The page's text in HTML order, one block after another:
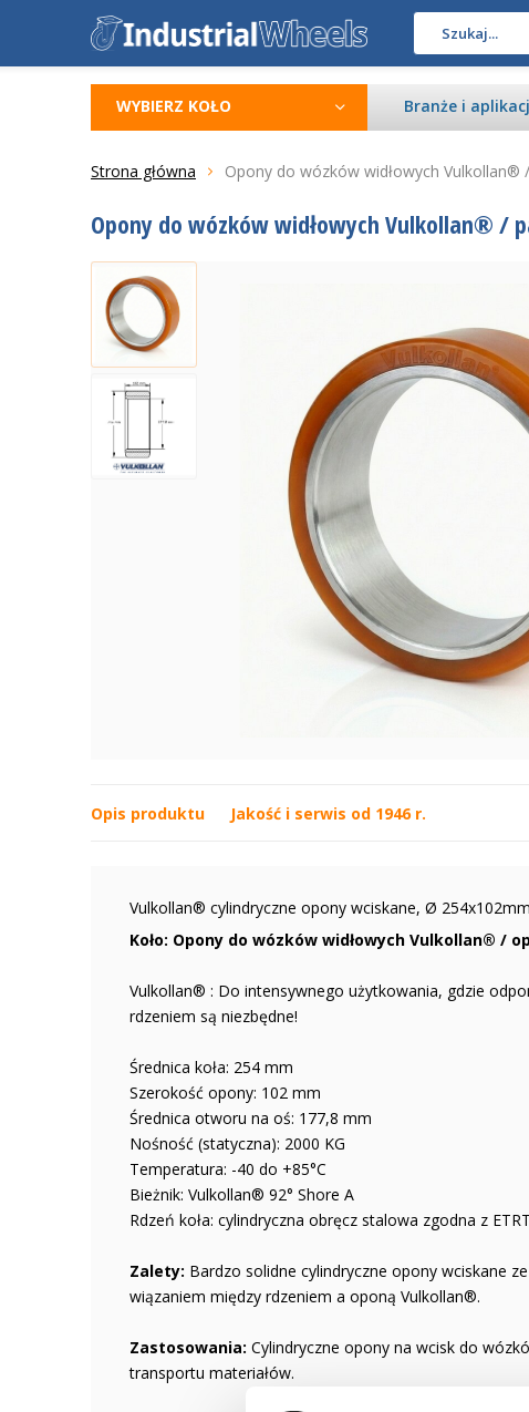
WYBIERZ KOŁO Branże i
Strona główna Opony do wózków widłowych
Opony do wózków widłowych Vulkollan® /
Opis produktu Jakość i serwis od 1946 r.
Vulkollan® cylindryczne opony wciskane, Ø
Koło: Opony do wózków widłowych Vulkollan® /
Vulkollan® : Do intensywnego użytkowania, gdzie
rdzeniem są niezbędne!
Średnica koła: 254 mm
Szerokość opony: 102 mm
Średnica otworu na oś: 177,8 mm
Nośność (statyczna): 2000 KG
Temperatura: -40 do +85°C
Bieżnik: Vulkollan® 92° Shore A
Rdzeń koła: cylindryczna obręcz stalowa zgodna z
Zalety: Bardzo solidne cylindryczne opony wciskane
wiązaniem między rdzeniem a oponą Vulkollan®.
Zastosowania: Cylindryczne opony na wcisk do
transportu materiałów.